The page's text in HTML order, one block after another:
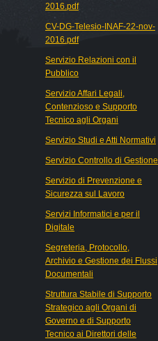
2016.pdf
CV-DG-Telesio-INAF-22-nov-
2016.pdf
Servizio Relazioni con il
Pubblico
Servizio Affari Legali,
Contenzioso e Supporto
Tecnico agli Organi
Servizio Studi e Atti Normativi
Servizio Controllo di Gestione
Servizio di Prevenzione e
Sicurezza sul Lavoro
Servizi Informatici e per il
Digitale
Segreteria, Protocollo,
Archivio e Gestione dei Flussi
Documentali
Struttura Stabile di Supporto
Strategico agli Organi di
Governo e di Supporto
Tecnico ai Direttori delle